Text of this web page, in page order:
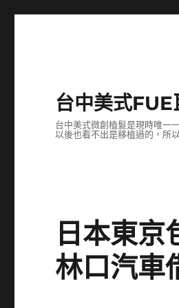
台中美式
台中美式微創植髮是現時唯一
以後也看不出是移植過的，所
日本東
林口汽車